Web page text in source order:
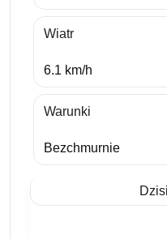
Wiatr
6.1 km/h
Warunki
Bezchmurnie